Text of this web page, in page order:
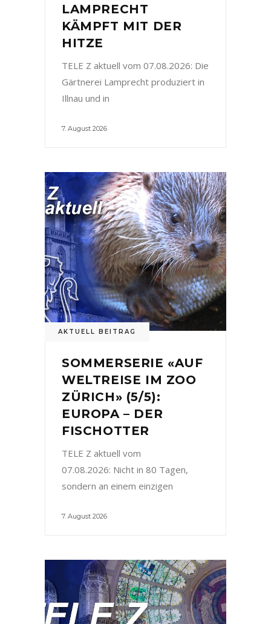
LAMPRECHT
KÄMPFT MIT DER
HITZE
TELE Z aktuell vom 07.08.2026: Die
Gärtnerei Lamprecht produziert in
Illnau und in
7. August 2026
AKTUELL BEITRAG
SOMMERSERIE «AUF
WELTREISE IM ZOO
ZÜRICH» (5/5):
EUROPA – DER
FISCHOTTER
TELE Z aktuell vom
07.08.2026: Nicht in 80 Tagen,
sondern an einem einzigen
7. August 2026